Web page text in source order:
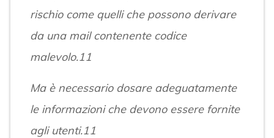
rischio come quelli che possono derivare
da una mail contenente codice
malevolo.11
Ma è necessario dosare adeguatamente
le informazioni che devono essere fornite
agli utenti.11